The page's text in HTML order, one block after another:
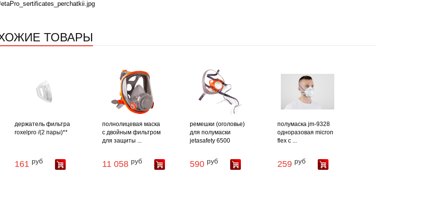
ТОВАРЫ
держатель фильтра
roxelpro /(2 пары)**
161 руб
полнолицевая маска
с двойным фильтром
для защиты ...
11 058 руб
ремешки (оголовье)
для полумаски
jetasafety 6500
590 руб
полумаска jm-9328
одноразовая micron
flex с ...
259 руб